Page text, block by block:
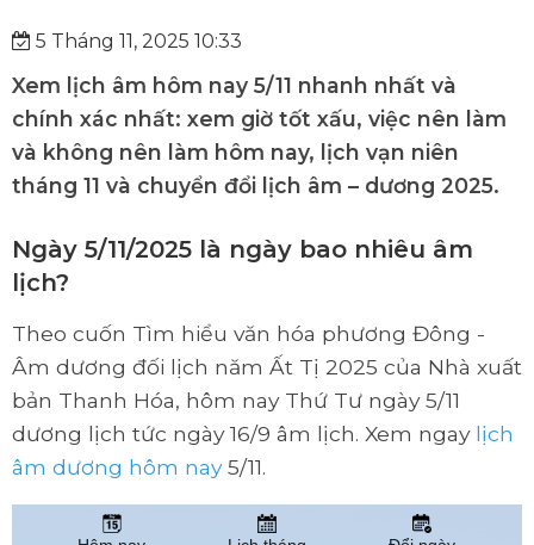
5 Tháng 11, 2025 10:33
Xem lịch âm hôm nay 5/11 nhanh nhất và
chính xác nhất: xem giờ tốt xấu, việc nên làm
và không nên làm hôm nay, lịch vạn niên
tháng 11 và chuyển đổi lịch âm – dương 2025.
Ngày 5/11/2025 là ngày bao nhiêu âm
lịch?
Theo cuốn Tìm hiểu văn hóa phương Đông -
Âm dương đối lịch năm Ất Tị 2025 của Nhà xuất
bản Thanh Hóa, hôm nay Thứ Tư ngày 5/11
dương lịch tức ngày 16/9 âm lịch. Xem ngay lịch
âm dương hôm nay5/11.